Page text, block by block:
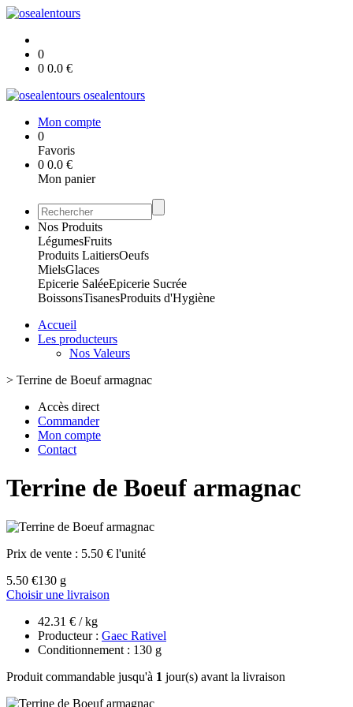
0
0 0.0 €
osealentours
Mon compte
0
Favoris
0 0.0 €
Mon panier
Nos Produits
LégumesFruits
Produits LaitiersOeufs
MielsGlaces
Epicerie SaléeEpicerie Sucrée
BoissonsTisanesProduits d'Hygiène
Accueil
Les producteurs
Nos Valeurs
> Terrine de Boeuf armagnac
Accès direct
Commander
Mon compte
Contact
Terrine de Boeuf armagnac
Prix de vente : 5.50 € l'unité
5.50 €130 g
Choisir une livraison
42.31 € / kg
Producteur : Gaec Rativel
Conditionnement : 130 g
Produit commandable jusqu'à 1 jour(s) avant la livraison